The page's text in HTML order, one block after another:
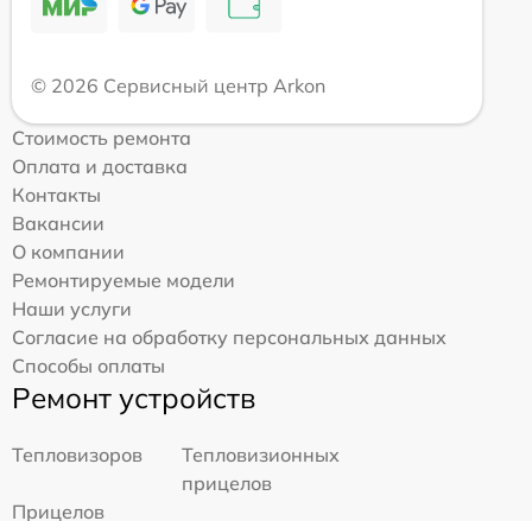
© 2026 Сервисный центр Arkon
Стоимость ремонта
Оплата и доставка
Контакты
Вакансии
О компании
Ремонтируемые модели
Наши услуги
Согласие на обработку персональных данных
Способы оплаты
Ремонт устройств
Тепловизоров
Тепловизионных
прицелов
Прицелов